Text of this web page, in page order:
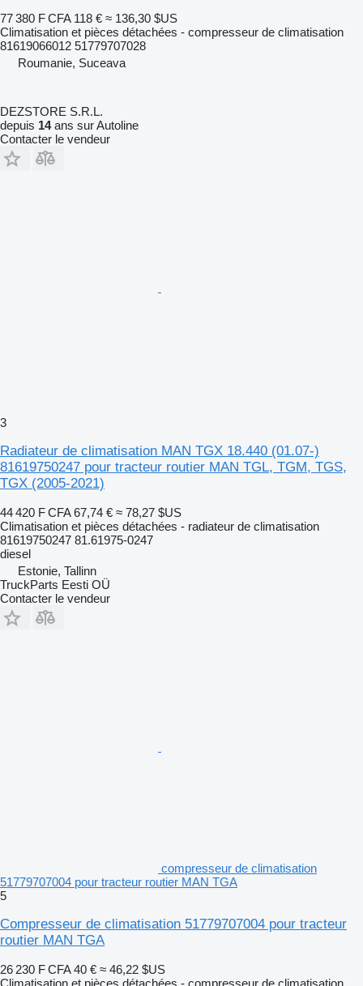
77 380 F CFA 118 € ≈ 136,30 $US
Climatisation et pièces détachées - compresseur de climatisation
81619066012 51779707028
Roumanie, Suceava
DEZSTORE S.R.L.
depuis 14ans sur Autoline
Contacter le vendeur
3
Radiateur de climatisation MAN TGX 18.440 (01.07-)
81619750247 pour tracteur routier MAN TGL, TGM, TGS,
TGX (2005-2021)
44 420 F CFA 67,74 € ≈ 78,27 $US
Climatisation et pièces détachées - radiateur de climatisation
81619750247 81.61975-0247
diesel
Estonie, Tallinn
TruckParts Eesti OÜ
Contacter le vendeur
compresseur de climatisation
51779707004 pour tracteur routier MAN TGA
5
Compresseur de climatisation 51779707004 pour tracteur
routier MAN TGA
26 230 F CFA 40 € ≈ 46,22 $US
Climatisation et pièces détachées - compresseur de climatisation